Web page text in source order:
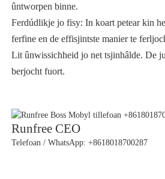
ûntworpen binne.
Ferdúdlikje jo fisy: In koart petear kin
ferfine en de effisjintste manier te
Lit ûnwissichheid jo net tsjinhâlde. De
berjocht fuort.
Runfree CEO
Telefoan / WhatsApp: +8618018700287